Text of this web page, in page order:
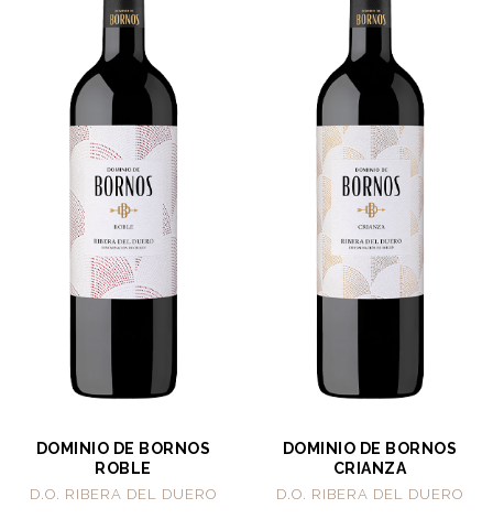
DOMINIO DE BORNOS
ROBLE
D.O. RIBERA DEL DUERO
DOMINIO DE BORNOS
CRIANZA
D.O. RIBERA DEL DUERO